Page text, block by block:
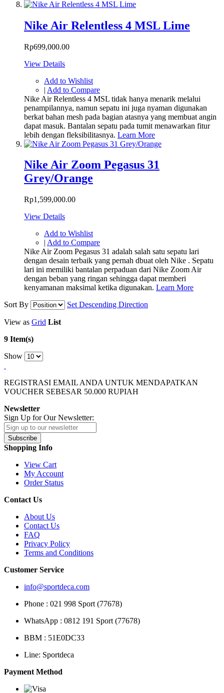
Nike Air Relentless 4 MSL Lime
Rp699,000.00
View Details
Add to Wishlist
| Add to Compare
Nike Air Relentless 4 MSL tidak hanya menarik melalui
penampilannya, namun sepatu ini juga nyaman digunakan
berkat bahan mesh pada bagian atasnya yang membuat angin
dapat masuk. Bantalan sepatu pada tumit menawarkan fitur
lebih dengan fleksibilitasnya. Learn More
Nike Air Zoom Pegasus 31
Grey/Orange
Rp1,599,000.00
View Details
Add to Wishlist
| Add to Compare
Nike Air Zoom Pegasus 31 adalah salah satu sepatu lari
dengan desain terbaik yang pernah dbuat oleh Nike . Sepatu
lari ini memiliki bantalan perpaduan dari Nike Zoom Air
dengan beban yang ringan sehingga dapat memberi
kenyamanan maksimal ketika digunakan. Learn More
Sort By
Set Descending Direction
View as Grid List
9 Item(s)
Show
REGISTRASI EMAIL ANDA UNTUK MENDAPATKAN
VOUCHER SEBESAR 50.000 RUPIAH
Newsletter
Sign Up for Our Newsletter:
Subscribe
Shopping Info
View Cart
My Account
Order Status
Contact Us
About Us
Contact Us
FAQ
Privacy Policy
Terms and Conditions
Customer Service
info@sportdeca.com
Phone : 021 998 Sport (77678)
WhatsApp : 0812 191 Sport (77678)
BBM : 51E0DC33
Line: Sportdeca
Payment Method